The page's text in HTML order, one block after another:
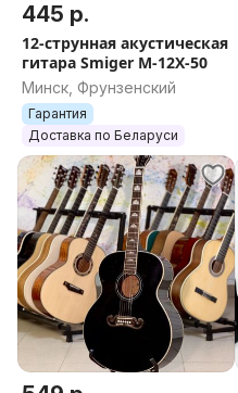
445 р.
12-струнная акустическая
гитара Smiger M-12X-50
Минск, Фрунзенский
Гарантия
Доставка по Беларуси